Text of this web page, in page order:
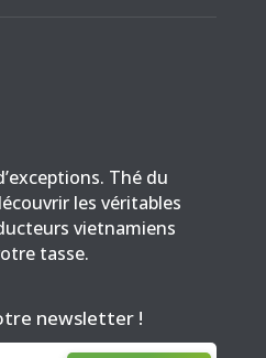
Thé du
les véritables
vietnamiens
tasse.
newsletter !